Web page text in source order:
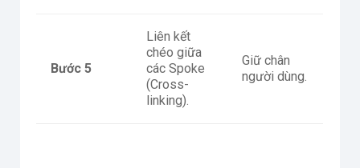
Bước 5
Liên kết
chéo giữa
các Spoke
(Cross-
linking).
Giữ chân
người dùng.